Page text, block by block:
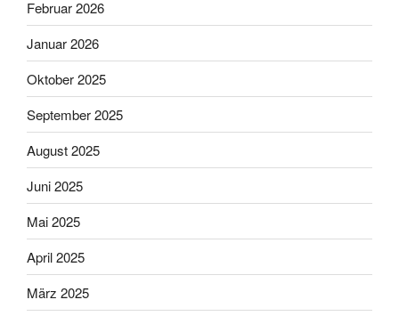
Februar 2026
Januar 2026
Oktober 2025
September 2025
August 2025
Juni 2025
Mai 2025
April 2025
März 2025